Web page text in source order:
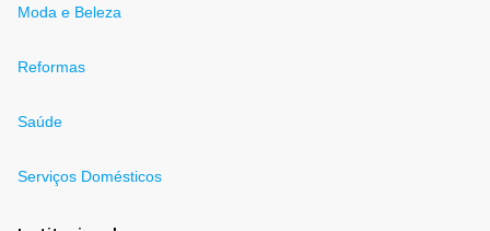
Moda e Beleza
Reformas
Saúde
Serviços Domésticos